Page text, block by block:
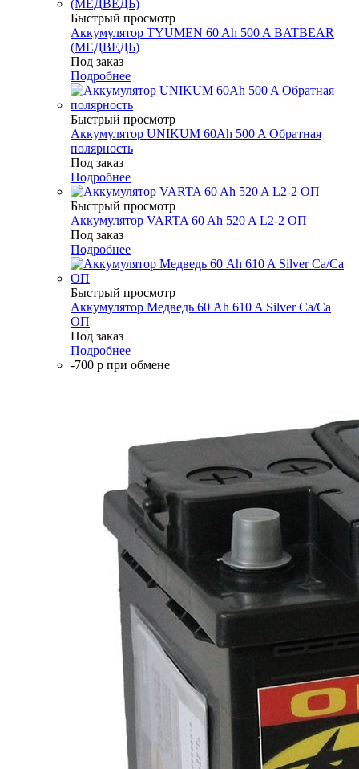
Быстрый просмотр
Аккумулятор TYUMEN 60 Ah 500 A BATBEAR
(МЕДВЕДЬ)
Под заказ
Подробнее
Быстрый просмотр
Аккумулятор UNIKUM 60Ah 500 A Обратная
полярность
Под заказ
Подробнее
Быстрый просмотр
Аккумулятор VARTA 60 Ah 520 A L2-2 ОП
Под заказ
Подробнее
Быстрый просмотр
Аккумулятор Медведь 60 Ah 610 A Silver Ca/Ca
ОП
Под заказ
Подробнее
-700 р при обмене